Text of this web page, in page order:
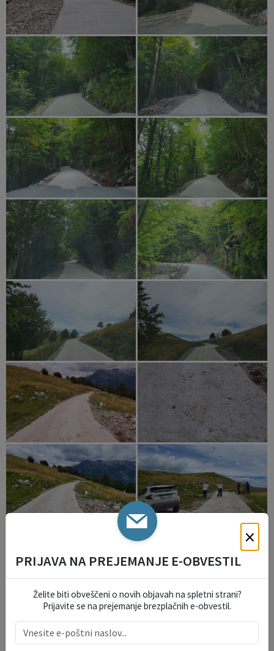
×
PRIJAVA NA PREJEMANJE E-OBVESTIL
Želite biti obveščeni o novih objavah na spletni strani?
Prijavite se na prejemanje brezplačnih e-obvestil.